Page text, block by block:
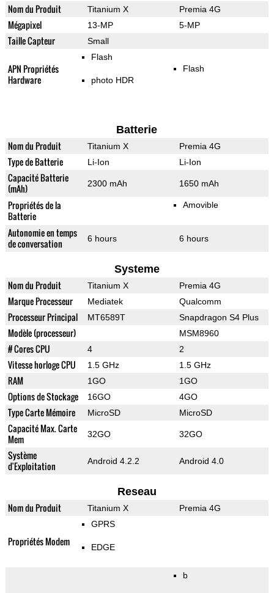
Nom du Produit Titanium X Premia 4G
Mégapixel 13-MP 5-MP
Taille Capteur Small
APN Propriétés
Hardware
Flash
photo HDR
Flash
Batterie
Nom du Produit Titanium X Premia 4G
Type de Batterie Li-Ion Li-Ion
Capacité Batterie
(mAh)
2300 mAh 1650 mAh
Propriétés de la
Batterie
Amovible
Autonomie en temps
de conversation
6 hours 6 hours
Systeme
Nom du Produit Titanium X Premia 4G
Marque Processeur Mediatek Qualcomm
Processeur Principal MT6589T Snapdragon S4 Plus
Modèle (processeur) MSM8960
# Cores CPU 4 2
Vitesse horloge CPU 1.5 GHz 1.5 GHz
RAM 1GO 1GO
Options de Stockage 16GO 4GO
Type Carte Mémoire MicroSD MicroSD
Capacité Max. Carte
Mem
32GO 32GO
Système
d'Exploitation
Android 4.2.2 Android 4.0
Reseau
Nom du Produit Titanium X Premia 4G
Propriétés Modem
GPRS
EDGE
b